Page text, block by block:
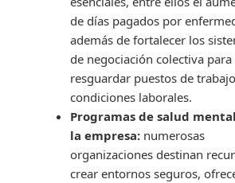
de días pagados por
además de fortalecer los
de negociación colectiva para
resguardar puestos de
condiciones laborales.
Programas de salud
la empresa: numerosas
organizaciones destinan
crear entornos seguros,